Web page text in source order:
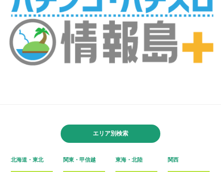
エリア別検索
北海道・東北 関東・甲信越 東海・北陸 関西